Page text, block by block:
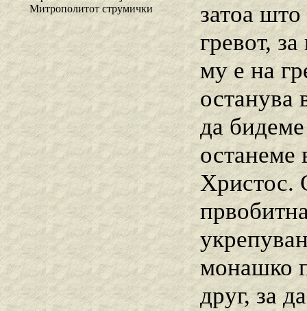
Митрополитот струмички
затоа
гревот,
му е на
останува
да
останеме
Христос.
монашко
друг, за